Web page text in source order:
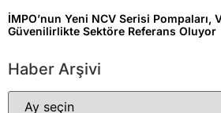
İMPO’nun Yeni NCV Serisi Pompaları,
Güvenilirlikte Sektöre Referans Oluyor
Haber Arşivi